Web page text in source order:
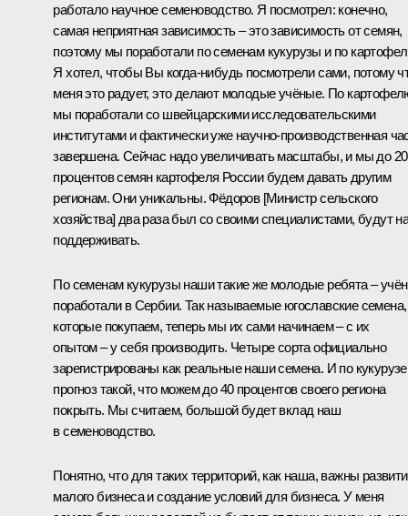
работало научное семеноводство. Я посмотрел: конечно,
самая неприятная зависимость – это зависимость от семян,
поэтому мы поработали по семенам кукурузы и по
Я хотел, чтобы Вы когда‑нибудь посмотрели сами, потому
меня это радует, это делают молодые учёные. По
мы поработали со швейцарскими исследовательскими
институтами и фактически уже научно-производственная
завершена. Сейчас надо увеличивать масштабы, и мы до 20
процентов семян картофеля России будем давать другим
регионам. Они уникальны. Фёдоров [Министр сельского
хозяйства] два раза был со своими специалистами, будут
поддерживать.
По семенам кукурузы наши такие же молодые ребята –
поработали в Сербии. Так называемые югославские семена,
которые покупаем, теперь мы их сами начинаем – с их
опытом – у себя производить. Четыре сорта официально
зарегистрированы как реальные наши семена. И по кукурузе
прогноз такой, что можем до 40 процентов своего региона
покрыть. Мы считаем, большой будет вклад наш
в семеноводство.
Понятно, что для таких территорий, как наша, важны
малого бизнеса и создание условий для бизнеса. У меня